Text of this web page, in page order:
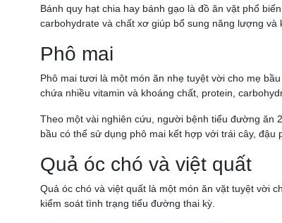
Bánh quy hạt chia hay bánh gạo là đồ ăn vặt phổ
carbohydrate và chất xơ giúp bổ sung năng lượng
Phô mai
Phô mai tươi là một món ăn nhẹ tuyệt vời cho mẹ
chứa nhiều vitamin và khoáng chất, protein,
Theo một vài nghiên cứu, người bệnh tiểu đường ăn
bầu có thể sử dụng phô mai kết hợp với trái cây, đậu
Quả óc chó và việt quất
Quả óc chó và việt quất là một món ăn vặt tuyệt vời
kiểm soát tình trạng tiểu đường thai kỳ.